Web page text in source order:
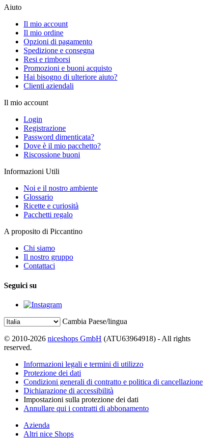
Aiuto
Il mio account
Il mio ordine
Opzioni di pagamento
Spedizione e consegna
Resi e rimborsi
Promozioni e buoni acquisto
Hai bisogno di ulteriore aiuto?
Clienti aziendali
Il mio account
Login
Registrazione
Password dimenticata?
Dove è il mio pacchetto?
Riscossione buoni
Informazioni Utili
Noi e il nostro ambiente
Glossario
Ricette e curiosità
Pacchetti regalo
A proposito di Piccantino
Chi siamo
Il nostro gruppo
Contattaci
Seguici su
Cambia Paese/lingua
© 2010-2026 niceshops GmbH (ATU63964918) - All rights
reserved.
Informazioni legali e termini di utilizzo
Protezione dei dati
Condizioni generali di contratto e politica di cancellazione
Dichiarazione di accessibilità
Impostazioni sulla protezione dei dati
Annullare qui i contratti di abbonamento
Azienda
Altri nice Shops